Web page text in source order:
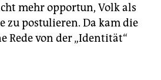
mehr opportun, Volk als
zu postulieren. Da kam die
Rede von der „Identität“